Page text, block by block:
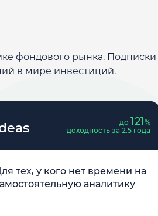
фондового рынка.
в мире инвестиций.
до 121%
доходность за 2.5 года
тех, у кого нет времени на
аналитику